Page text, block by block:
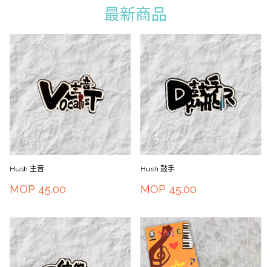
最新商品
Hush 主音
MOP 45.00
Hush 鼓手
MOP 45.00